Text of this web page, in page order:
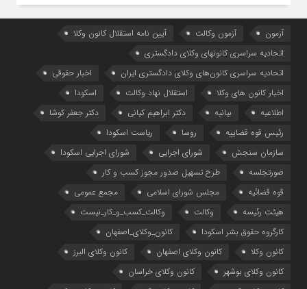
آزمون آزمون وکالت
آیین ‌نامه استقلال کانون وکلا
اتحادیه سراسری کانونهای وکلای دادگستری
اتحادیه سراسری کانون‌های وکلای دادگستری ایران
اخبار حقوقی
اخبار کانون های وکلا
استقلال نهاد وکالت
اسکودا
اطلاعیه
بیانیه دکتر ابراهیم کیانی
دکتر جعفر کوشا
رئیس قوه قضاییه
روسا
ریاست اسکودا
سازمان سنجش
شورای اجرایی
شورای اجرایی اسکودا
صورتجلسه
طرح تسهیل صدور مجوز کسب و کار
قوه قضائیه
مجلس شورای اسلامی
مجمع عمومی
هیئت رئیسه
وکالت
وکالت_کسب_و_کار_نیست
کارگروه حقوق بشر اسکودا
کانون_وکلای_اصفهان
کانون وکلا
کانون وکلای اصفهان
کانون وکلای البرز
کانون وکلای بوشهر
کانون وکلای خراسان